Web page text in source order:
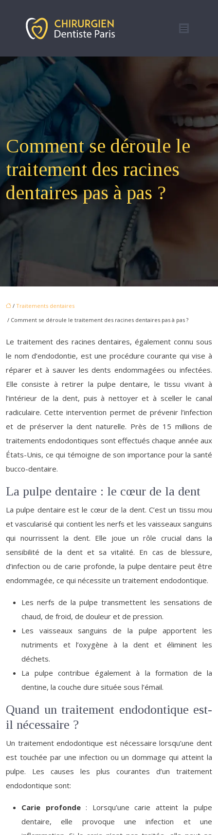
Comment se déroule le
traitement des racines
dentaires pas à pas ?
/ Traitements dentaires
/ Comment se déroule le traitement des racines dentaires pas à pas ?
Le traitement des racines dentaires, également connu sous
le nom d’endodontie, est une procédure courante qui vise à
réparer et à sauver les dents endommagées ou infectées.
Elle consiste à retirer la pulpe dentaire, le tissu vivant à
l’intérieur de la dent, puis à nettoyer et à sceller le canal
radiculaire. Cette intervention permet de prévenir l’infection
et de préserver la dent naturelle. Près de 15 millions de
traitements endodontiques sont effectués chaque année aux
États-Unis, ce qui témoigne de son importance pour la santé
bucco-dentaire.
La pulpe dentaire : le cœur de la dent
La pulpe dentaire est le cœur de la dent. C’est un tissu mou
et vascularisé qui contient les nerfs et les vaisseaux sanguins
qui nourrissent la dent. Elle joue un rôle crucial dans la
sensibilité de la dent et sa vitalité. En cas de blessure,
d’infection ou de carie profonde, la pulpe dentaire peut être
endommagée, ce qui nécessite un traitement endodontique.
Les nerfs de la pulpe transmettent les sensations de
chaud, de froid, de douleur et de pression.
Les vaisseaux sanguins de la pulpe apportent les
nutriments et l’oxygène à la dent et éliminent les
déchets.
La pulpe contribue également à la formation de la
dentine, la couche dure située sous l’émail.
Quand un traitement endodontique est-
il nécessaire ?
Un traitement endodontique est nécessaire lorsqu’une dent
est touchée par une infection ou un dommage qui atteint la
pulpe. Les causes les plus courantes d’un traitement
endodontique sont:
Carie profonde: Lorsqu’une carie atteint la pulpe
dentaire, elle provoque une infection et une